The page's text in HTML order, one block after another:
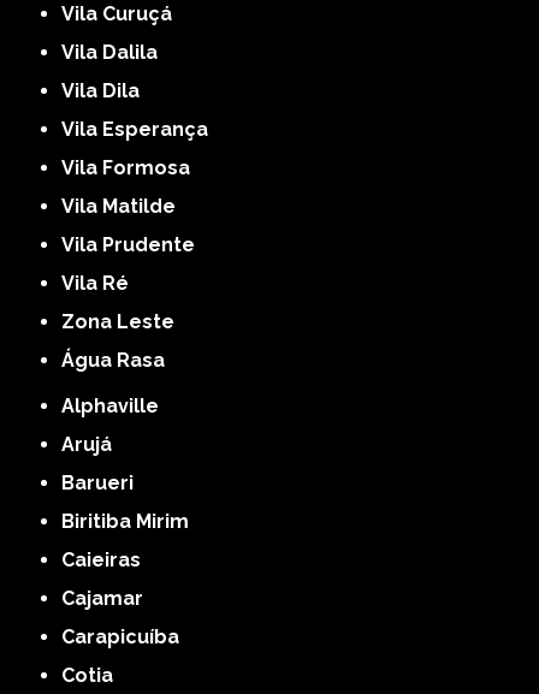
Vila Curuçá
Vila Dalila
Vila Dila
Vila Esperança
Vila Formosa
Vila Matilde
Vila Prudente
Vila Ré
Zona Leste
Água Rasa
Alphaville
Arujá
Barueri
Biritiba Mirim
Caieiras
Cajamar
Carapicuíba
Cotia